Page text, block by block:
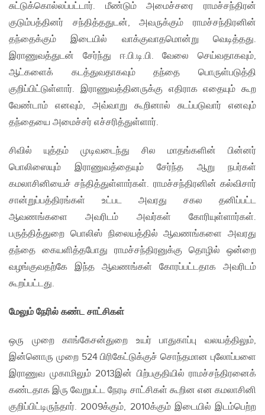
சுட்டுக்கொல்லப்பட்டார். மீண்டும் அமைச்சரை ராமச்சந்திரன்
குடும்பத்தினர் சந்தித்ததுடன், அவருக்கும் ராமச்சந்திரனின்
தந்தைக்கும் இடையில் வாக்குவாதமொன்று வெடித்தது.
இராணுவத்துடன் சேர்ந்து ஈ.பி.டி.பி. வேலை செய்வதாகவும்,
ஆட்களைக் கடத்துவதாகவும் தந்தை பொருள்படுத்தி
குறிப்பிட்டுள்ளார். இராணுவத்தினருக்கு எதிராக எதையும் கூற
வேண்டாம் எனவும், அவ்வாறு கூறினால் சுடப்படுவார் எனவும்
தந்தையை அமைச்சர் எச்சரித்துள்ளார்.
சிவில் யுத்தம் முடிவடைந்து சில மாதங்களின் பின்னர்
பொலிஸையும் இராணுவத்தையும் சேர்ந்த ஆறு நபர்கள்
கமலாசினியைச் சந்தித்துள்ளார்கள். ராமச்சந்திரனின் கல்விசார்
சான்றுப்பத்திரங்கள் உட்பட அவரது சகல தனிப்பட்ட
ஆவணங்களை அவரிடம் அவர்கள் கோரியுள்ளார்கள்.
பருத்தித்துறை பொலிஸ் நிலையத்தில் ஆவணங்களை அவரது
தந்தை கையளித்தபோது ராமச்சந்திரனுக்கு தொழில் ஒன்றை
வழங்குவதற்கே இந்த ஆவணங்கள் கோரப்பட்டதாக அவரிடம்
கூறப்பட்டது.
மேலும் நேரில் கண்ட சாட்சிகள்
ஒரு முறை காங்கேசன்துறை உயர் பாதுகாப்பு வலயத்திலும்,
இன்னொரு முறை 524 பிரிகேட்டுக்குச் சொந்தமான புலோப்பளை
இராணுவ முகாமிலும் 2013இன் பிற்பகுதியில் ராமச்சந்திரனைக்
கண்டதாக இரு வேறுபட்ட நேரடி சாட்சிகள் கூறின என கமலாசினி
குறிப்பிட்டிருந்தார். 2009க்கும், 2010க்கும் இடையில் இடம்பெற்ற